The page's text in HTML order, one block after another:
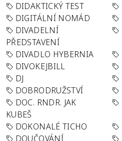
DIDAKTICKÝ TEST
DIGITÁLNÍ NOMÁD
DIVADELNÍ
PŘEDSTAVENÍ
DIVADLO HYBERNIA
DIVOKEJBILL
DJ
DOBRODRUŽSTVÍ
DOC. RNDR. JAK
KUBEŠ
DOKONALÉ TICHO
DOUČOVÁNÍ